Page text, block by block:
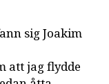
sig Joakim
att jag flydde